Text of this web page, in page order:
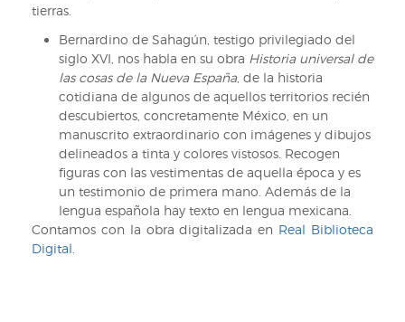
tierras.
Bernardino de Sahagún, testigo privilegiado del
siglo XVI, nos habla en su obra Historia universal de
las cosas de la Nueva España, de la historia
cotidiana de algunos de aquellos territorios recién
descubiertos, concretamente México, en un
manuscrito extraordinario con imágenes y dibujos
delineados a tinta y colores vistosos. Recogen
figuras con las vestimentas de aquella época y es
un testimonio de primera mano. Además de la
lengua española hay texto en lengua mexicana.
Contamos con la obra digitalizada en Real Biblioteca
Digital